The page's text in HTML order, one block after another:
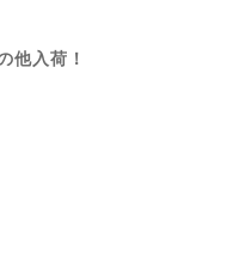
他入荷！